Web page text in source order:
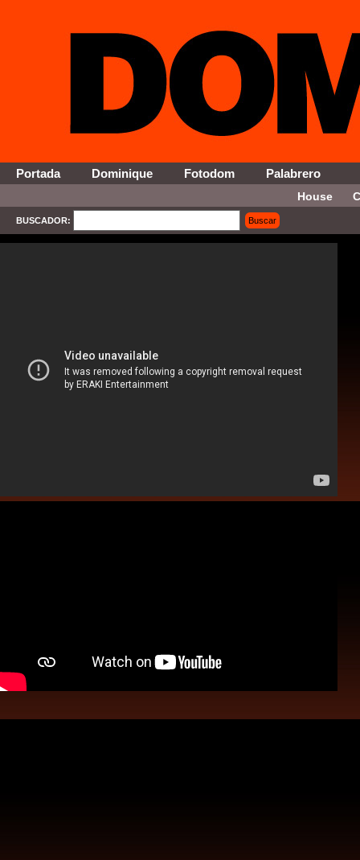
Portada Dominique Fotodom Palabrero
House
BUSCADOR:
Buscar